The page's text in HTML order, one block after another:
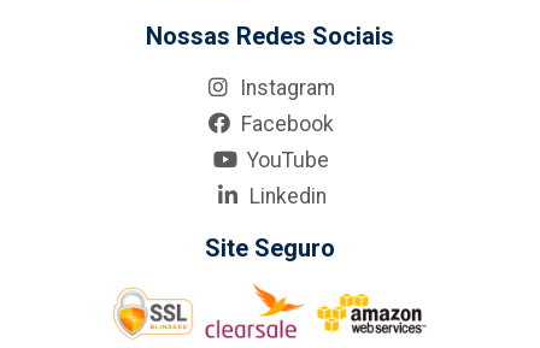
Nossas Redes Sociais
Instagram
Facebook
YouTube
Linkedin
Site Seguro